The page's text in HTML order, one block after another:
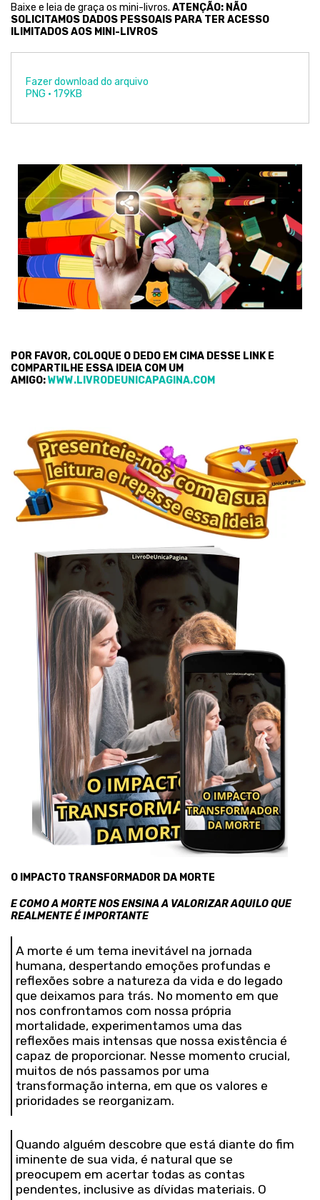
Baixe e leia de graça os mini-livros. ATENÇÃO: NÃO
SOLICITAMOS DADOS PESSOAIS PARA TER ACESSO
ILIMITADOS AOS MINI-LIVROS
Fazer download do arquivo
PNG • 179KB
POR FAVOR, COLOQUE O DEDO EM CIMA DESSE LINK E
COMPARTILHE ESSA IDEIA COM UM
AMIGO:WWW.LIVRODEUNICAPAGINA.COM
O IMPACTO TRANSFORMADOR DA MORTE
E COMO A MORTE NOS ENSINA A VALORIZAR AQUILO QUE
REALMENTE É IMPORTANTE
A morte é um tema inevitável na jornada
humana, despertando emoções profundas e
reflexões sobre a natureza da vida e do legado
que deixamos para trás. No momento em que
nos confrontamos com nossa própria
mortalidade, experimentamos uma das
reflexões mais intensas que nossa existência é
capaz de proporcionar. Nesse momento crucial,
muitos de nós passamos por uma
transformação interna, em que os valores e
prioridades se reorganizam.
Quando alguém descobre que está diante do fim
iminente de sua vida, é natural que se
preocupem em acertar todas as contas
pendentes, inclusive as dívidas materiais. O